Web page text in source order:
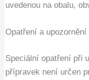
uvedenou na obalu,
Opatření a upozornění
Speciální opatření při
přípravek není určen